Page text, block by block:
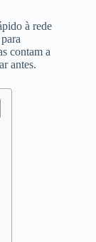
à rede
contam a
antes.